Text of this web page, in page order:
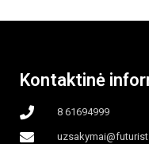
Kontaktinė
8 61694999